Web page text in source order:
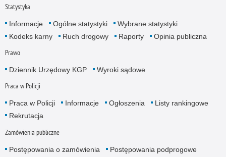
Statystyka
Informacje Ogólne statystyki
Wybrane statystyki
Kodeks karny
Ruch drogowy Raporty Opinia publiczna
Prawo
Dziennik Urzędowy KGP Wyroki sądowe
Praca w Policji
Praca w Policji Informacje Ogłoszenia
Listy rankingowe
Rekrutacja
Zamówienia publiczne
Postępowania o zamówienia
Postępowania podprogowe